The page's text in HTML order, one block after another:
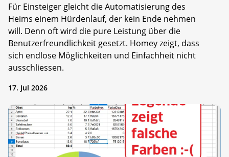
Für Einsteiger gleicht die Automatisierung des
Heims einem Hürdenlauf, der kein Ende nehmen
will. Denn oft wird die pure Leistung über die
Benutzerfreundlichkeit gesetzt. Homey zeigt, dass
sich endlose Möglichkeiten und Einfachheit nicht
ausschliessen.
17. Jul 2026